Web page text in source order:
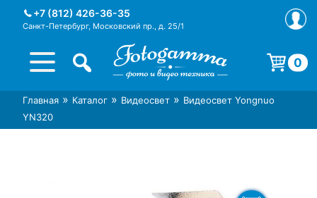
+7 (812) 426-36-35
Санкт-Петербург, Московский пр., д. 25/1
Интернет-магазин фототехники
Магазин фотоаксессуаров foto-
0
Корзина пуста.
Главная » Каталог » Видеосвет » Видеосвет Yongnuo
YN320